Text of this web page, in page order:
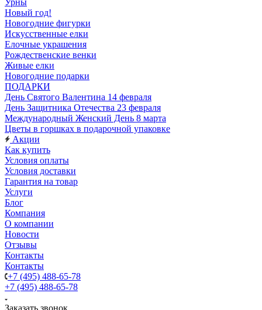
Урны
Новый год!
Новогодние фигурки
Искусственные елки
Елочные украшения
Рождественские венки
Живые елки
Новогодние подарки
ПОДАРКИ
День Святого Валентина 14 февраля
День Защитника Отечества 23 февраля
Международный Женский День 8 марта
Цветы в горшках в подарочной упаковке
Акции
Как купить
Условия оплаты
Условия доставки
Гарантия на товар
Услуги
Блог
Компания
О компании
Новости
Отзывы
Контакты
Контакты
+7 (495) 488-65-78
+7 (495) 488-65-78
Заказать звонок